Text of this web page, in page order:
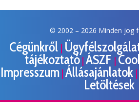
© 2002 – 2026 Minden jog
Cégünkről |
tájékoztató | ÁSZF |
Impresszum| Állásajánlatok |
Letöltések